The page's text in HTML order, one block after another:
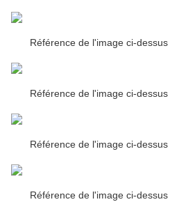
Référence de l'image ci-
Référence de l'image ci-
Référence de l'image ci-
Référence de l'image ci-